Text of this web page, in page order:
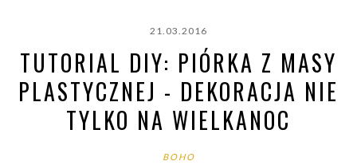
21.03.2016
TUTORIAL DIY: PIÓRKA Z MASY
PLASTYCZNEJ - DEKORACJA NIE
TYLKO NA WIELKANOC
BOHO